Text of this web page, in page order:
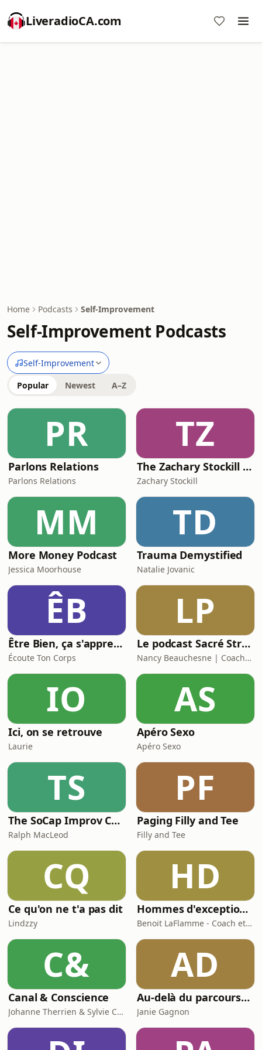
LiveradioCA.com
Home Podcasts Self-Improvement
Self-Improvement Podcasts
Self-Improvement
Popular Newest A–Z
PR
Parlons Relations
Parlons Relations
TZ
The Zachary Stockill Podcast
Zachary Stockill
MM
More Money Podcast
Jessica Moorhouse
TD
Trauma Demystified
Natalie Jovanic
ÊB
Être Bien, ça s'apprend !
Écoute Ton Corps
LP
Le podcast Sacré Stress
Nancy Beauchesne | Coach-thérapeute en gestion du stress et des émotions et libération des impacts du stress, anxiété, mal-être et traumas dans le corps et masso-kinésithérapeute, domaine orthopédie, pré-post chirurgicaux, somathérapeute et
IO
Ici, on se retrouve
Laurie
AS
Apéro Sexo
Apéro Sexo
TS
The SoCap Improv Comedy Podcast
Ralph MacLeod
PF
Paging Filly and Tee
Filly and Tee
CQ
Ce qu'on ne t'a pas dit
Lindzzy
HD
Hommes d'exception avec Benoit LaFlamme
Benoit LaFlamme - Coach et Fondateur de Hommes d'exception
C&
Canal & Conscience
Johanne Therrien & Sylvie Cousineau
AD
Au-delà du parcours…
Janie Gagnon